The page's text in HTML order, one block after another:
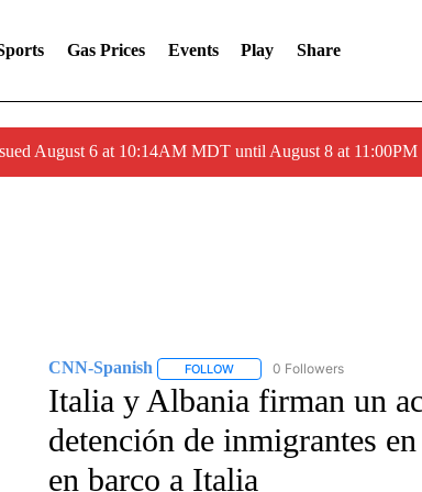
Gas Prices Events Play Share
August 6 at 10:14AM MDT until August 8 at
CNN-Spanish FOLLOWFOLLOW "CNN-SPANISH" TO
0 Followers
Italia y Albania firman un
detención de inmigrantes
en barco a Italia